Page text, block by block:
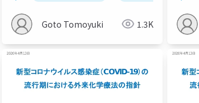
Goto Tomoyuki 1.3K